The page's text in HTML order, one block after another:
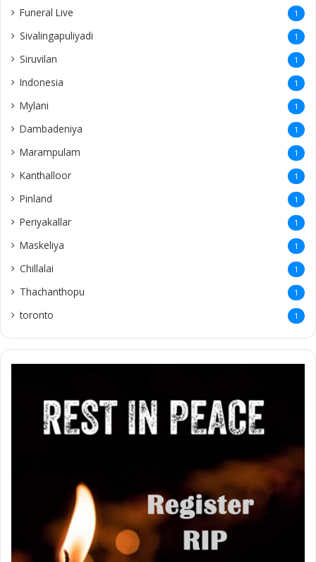
Funeral Live 1
Sivalingapuliyadi 1
Siruvilan 1
Indonesia 1
Mylani 1
Dambadeniya 1
Marampulam 1
Kanthalloor 1
Pinland 1
Periyakallar 1
Maskeliya 1
Chillalai 1
Thachanthopu 1
toronto 1